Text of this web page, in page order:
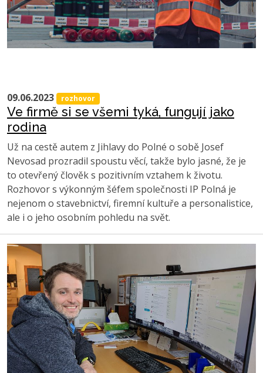
09.06.2023 rozhovor
Ve firmě si se všemi tyká, fungují jako
rodina
Už na cestě autem z Jihlavy do Polné o sobě Josef
Nevosad prozradil spoustu věcí, takže bylo jasné, že je
to otevřený člověk s pozitivním vztahem k životu.
Rozhovor s výkonným šéfem společnosti IP Polná je
nejenom o stavebnictví, firemní kultuře a personalistice,
ale i o jeho osobním pohledu na svět.